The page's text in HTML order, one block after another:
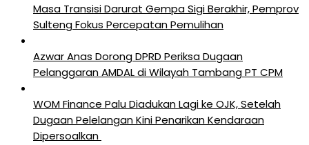
Masa Transisi Darurat Gempa Sigi Berakhir, Pemprov
Sulteng Fokus Percepatan Pemulihan
Azwar Anas Dorong DPRD Periksa Dugaan
Pelanggaran AMDAL di Wilayah Tambang PT CPM
‎WOM Finance Palu Diadukan Lagi ke OJK, Setelah
Dugaan Pelelangan Kini Penarikan Kendaraan
Dipersoalkan ‎